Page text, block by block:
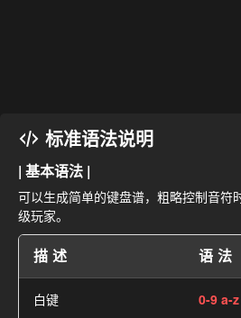
标准语法说明
| 基本语法 |
可以生成简单的键盘谱，粗略控制音符
级玩家。
描述 语法
白键 0-9 a-z